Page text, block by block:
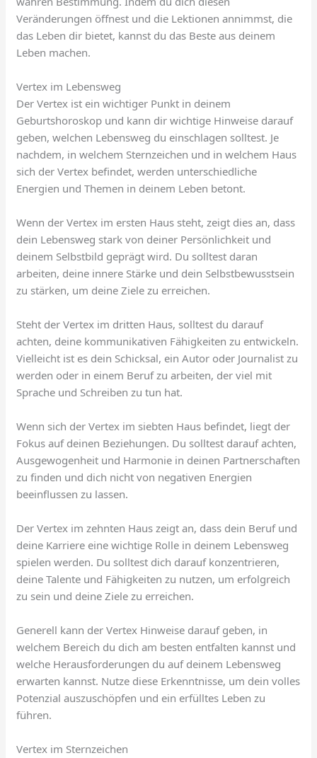
Veränderungen öffnest und die Lektionen annimmst, die
das Leben dir bietet, kannst du das Beste aus deinem
Leben machen.
Vertex im Lebensweg
Der Vertex ist ein wichtiger Punkt in deinem
Geburtshoroskop und kann dir wichtige Hinweise darauf
geben, welchen Lebensweg du einschlagen solltest. Je
nachdem, in welchem Sternzeichen und in welchem Haus
sich der Vertex befindet, werden unterschiedliche
Energien und Themen in deinem Leben betont.
Wenn der Vertex im ersten Haus steht, zeigt dies an, dass
dein Lebensweg stark von deiner Persönlichkeit und
deinem Selbstbild geprägt wird. Du solltest daran
arbeiten, deine innere Stärke und dein Selbstbewusstsein
zu stärken, um deine Ziele zu erreichen.
Steht der Vertex im dritten Haus, solltest du darauf
achten, deine kommunikativen Fähigkeiten zu entwickeln.
Vielleicht ist es dein Schicksal, ein Autor oder Journalist zu
werden oder in einem Beruf zu arbeiten, der viel mit
Sprache und Schreiben zu tun hat.
Wenn sich der Vertex im siebten Haus befindet, liegt der
Fokus auf deinen Beziehungen. Du solltest darauf achten,
Ausgewogenheit und Harmonie in deinen Partnerschaften
zu finden und dich nicht von negativen Energien
beeinflussen zu lassen.
Der Vertex im zehnten Haus zeigt an, dass dein Beruf und
deine Karriere eine wichtige Rolle in deinem Lebensweg
spielen werden. Du solltest dich darauf konzentrieren,
deine Talente und Fähigkeiten zu nutzen, um erfolgreich
zu sein und deine Ziele zu erreichen.
Generell kann der Vertex Hinweise darauf geben, in
welchem Bereich du dich am besten entfalten kannst und
welche Herausforderungen du auf deinem Lebensweg
erwarten kannst. Nutze diese Erkenntnisse, um dein volles
Potenzial auszuschöpfen und ein erfülltes Leben zu
führen.
Vertex im Sternzeichen